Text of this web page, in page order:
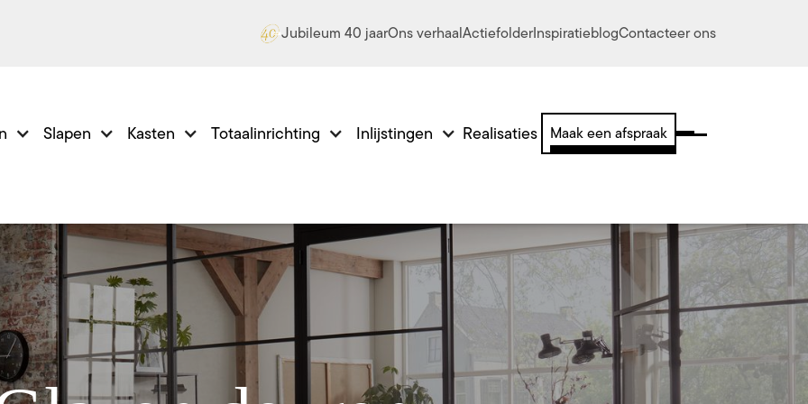
Jubileum 40 jaarOns verhaalActiefolderInspiratieblogContacteer ons
Slapen Kasten Totaalinrichting Inlijstingen Realisaties Maak een afspraak